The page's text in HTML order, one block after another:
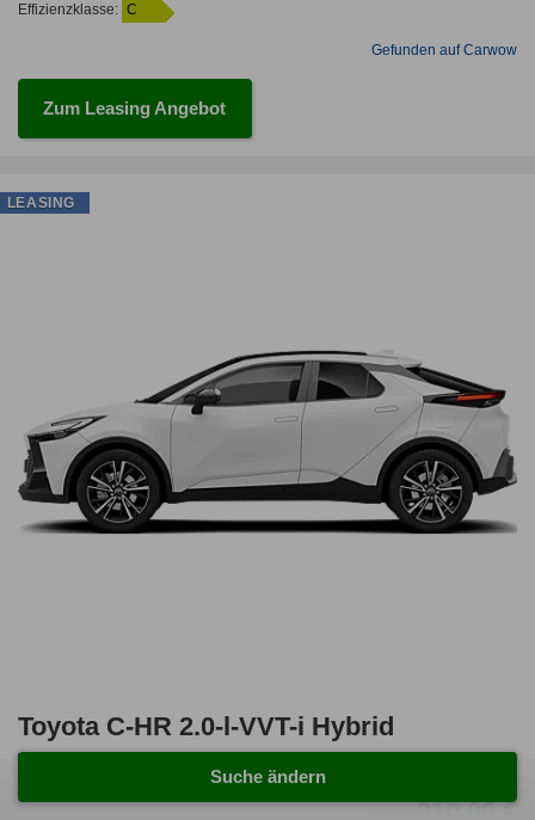
Effizienzklasse: C
Gefunden auf Carwow
Zum Leasing Angebot
Toyota C-HR 2.0-l-VVT-i Hybrid
Teamplayer 5 Türen
310,00 €
LEASING
Suche ändern